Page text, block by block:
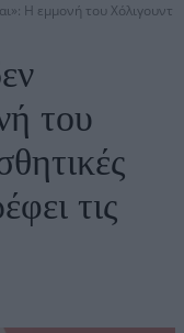
Η εμμονή του Χόλιγουντ
του
τις